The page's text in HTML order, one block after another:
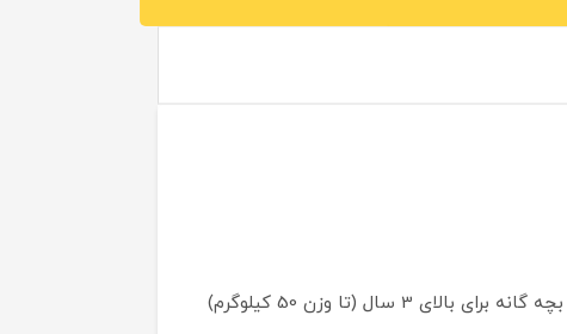
اسکوتر بچه گانه کیکابو در حالت موتور پایی برای بچه های بالای 18 ماه (تا وزن 20 کیلوگرم) و در حالت اسکوتر بچه گانه برای بالای 3 سال (تا وزن 50 کیلوگرم)